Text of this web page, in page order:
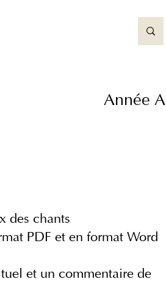
Année A
des chants
PDF​ et en format Word
et un commentaire de